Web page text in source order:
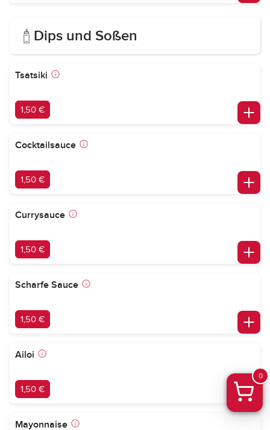
Dips und Soßen
Tsatsiki
1,50 €
Cocktailsauce
1,50 €
Currysauce
1,50 €
Scharfe Sauce
1,50 €
Ailoi
1,50 €
Mayonnaise
0